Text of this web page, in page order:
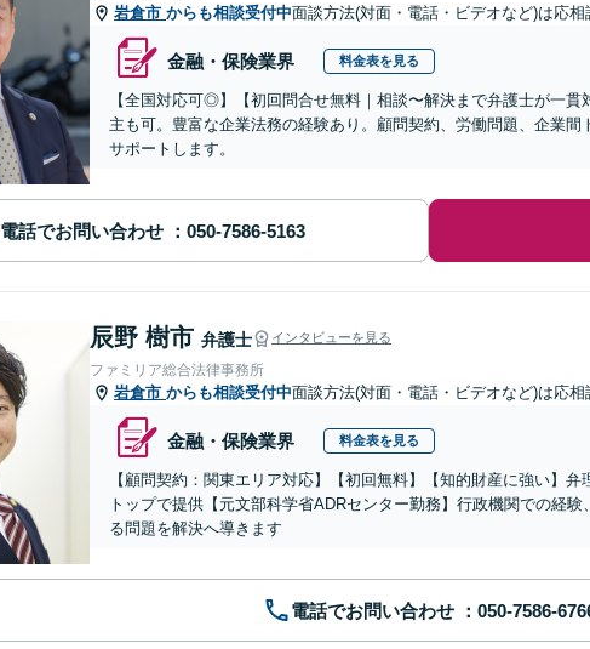
岩倉市 からも相談受付中面談方法(対面・電話・ビデオなど)は応相
金融・保険業界 料金表を見る
【全国対応可◎】【初回問合せ無料｜相談〜解決まで弁護士が一
主も可。豊富な企業法務の経験あり。顧問契約、労働問題、企業間
サポートします。
電話でお問い合わせ
辰野 樹市 弁護士 インタビューを見る
ファミリア総合法律事務所
岩倉市 からも相談受付中面談方法(対面・電話・ビデオなど)は応相
金融・保険業界 料金表を見る
【顧問契約：関東エリア対応】【初回無料】【知的財産に強い】
トップで提供【元文部科学省ADRセンター勤務】行政機関での経
る問題を解決へ導きます
電話でお問い合わせ